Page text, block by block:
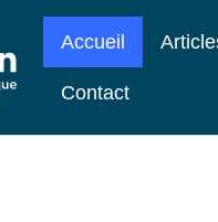
Accueil
Contact